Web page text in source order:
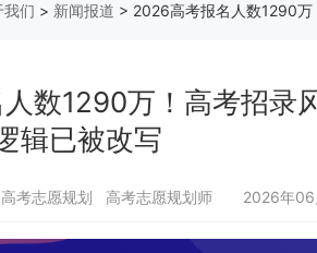
我们 > 新闻报道 > 2026高考报名人数1290万
数1290万！高考招录
辑已被改写
高考志愿规划 高考志愿规划师 2026年06